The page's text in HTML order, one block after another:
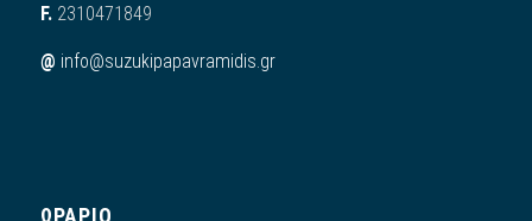
F. 2310471849
@ info@suzukipapavramidis.gr